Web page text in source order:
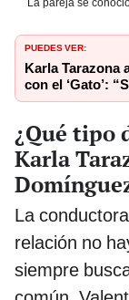
PUEDES VER:
Karla Tarazona
con el ‘Gato’:
¿Qué tipo
Karla
La
relación no
siempre